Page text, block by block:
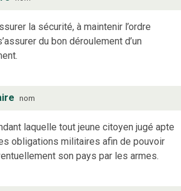
la sécurité, à maintenir l’ordre
du bon déroulement d’un
nom
laquelle tout jeune citoyen jugé apte
obligations militaires afin de pouvoir
son pays par les armes.